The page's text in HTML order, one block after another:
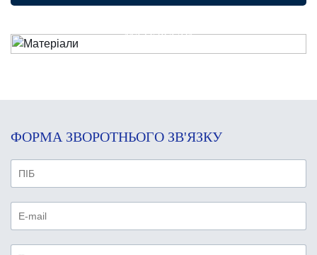
МАТЕРІАЛИ
ФОРМА ЗВОРОТНЬОГО ЗВ'ЯЗКУ